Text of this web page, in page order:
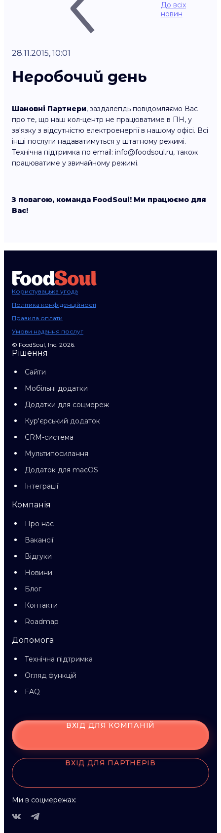
До всіх
новин
28.11.2015, 10:01
Неробочий день
Шановні Партнери, заздалегідь повідомляємо Вас
про те, що наш кол-центр не працюватиме в ПН, у
зв'язку з відсутністю електроенергії в нашому офісі. Всі
інші послуги надаватимуться у штатному режимі.
Технічна підтримка по email: info@foodsoul.ru, також
працюватиме у звичайному режимі.
З повагою, команда FoodSoul! Ми працюємо для
Вас!
Користувацька угода
Політика конфіденційності
Правила оплати
Умови надання послуг
© FoodSoul, Inc. 2026.
Рішення
Сайти
Мобільні додатки
Додатки для соцмереж
Кур'єрський додаток
CRM-система
Мультипосилання
Додаток для macOS
Інтеграції
Компанія
Про нас
Вакансії
Відгуки
Новини
Блог
Контакти
Roadmap
Допомога
Технічна підтримка
Огляд функцій
FAQ
ВХІД ДЛЯ КОМПАНІЙ
ВХІД ДЛЯ ПАРТНЕРІВ
Ми в соцмережах: